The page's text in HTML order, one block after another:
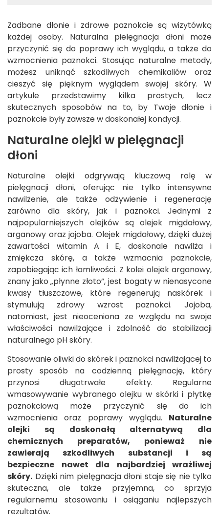
Zadbane dłonie i zdrowe paznokcie są wizytówką
każdej osoby. Naturalna pielęgnacja dłoni może
przyczynić się do poprawy ich wyglądu, a także do
wzmocnienia paznokci. Stosując naturalne metody,
możesz uniknąć szkodliwych chemikaliów oraz
cieszyć się pięknym wyglądem swojej skóry. W
artykule przedstawimy kilka prostych, lecz
skutecznych sposobów na to, by Twoje dłonie i
paznokcie były zawsze w doskonałej kondycji.
Naturalne olejki w pielęgnacji
dłoni
Naturalne olejki odgrywają kluczową rolę w
pielęgnacji dłoni, oferując nie tylko intensywne
nawilżenie, ale także odżywienie i regenerację
zarówno dla skóry, jak i paznokci. Jednymi z
najpopularniejszych olejków są olejek migdałowy,
arganowy oraz jojoba. Olejek migdałowy, dzięki dużej
zawartości witamin A i E, doskonale nawilża i
zmiękcza skórę, a także wzmacnia paznokcie,
zapobiegając ich łamliwości. Z kolei olejek arganowy,
znany jako „płynne złoto”, jest bogaty w nienasycone
kwasy tłuszczowe, które regenerują naskórek i
stymulują zdrowy wzrost paznokci. Jojoba,
natomiast, jest nieoceniona ze względu na swoje
właściwości nawilżające i zdolność do stabilizacji
naturalnego pH skóry.
Stosowanie oliwki do skórek i paznokci nawilżającej to
prosty sposób na codzienną pielęgnację, który
przynosi długotrwałe efekty. Regularne
wmasowywanie wybranego olejku w skórki i płytkę
paznokciową może przyczynić się do ich
wzmocnienia oraz poprawy wyglądu. Naturalne
olejki są doskonałą alternatywą dla
chemicznych preparatów, ponieważ nie
zawierają szkodliwych substancji i są
bezpieczne nawet dla najbardziej wrażliwej
skóry. Dzięki nim pielęgnacja dłoni staje się nie tylko
skuteczna, ale także przyjemna, co sprzyja
regularnemu stosowaniu i osiąganiu najlepszych
rezultatów.